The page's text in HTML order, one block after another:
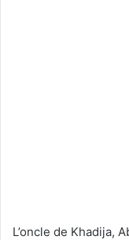
L’oncle de Khadija,